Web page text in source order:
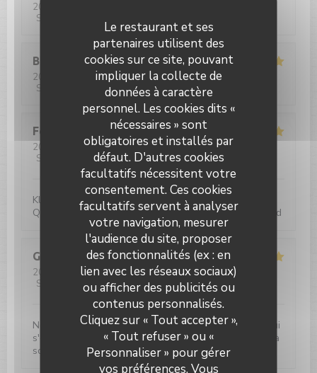
Le restaurant et ses
partenaires utilisent des
cookies sur ce site, pouvant
impliquer la collecte de
données à caractère
personnel. Les cookies dits «
nécessaires » sont
obligatoires et installés par
défaut. D'autres cookies
facultatifs nécessitent votre
consentement. Ces cookies
facultatifs servent à analyser
votre navigation, mesurer
l'audience du site, proposer
des fonctionnalités (ex : en
lien avec les réseaux sociaux)
ou afficher des publicités ou
contenus personnalisés.
Cliquez sur « Tout accepter »,
« Tout refuser » ou «
Personnaliser » pour gérer
vos préférences. Vous
2026-08-02
Service
Barbara
M
2026-08-02
- 12:00 - Couverts 2
Service
Ambiance: 5/5 Cuisine: 5/5 Qualité / Prix
Felix
2026-07-31- 19:00 - Couverts 4
Service
Ambiance :4/5 Cuisine:4/5 Qualité / Prix
Klassisch französische Brasserie-Bistro-Küche. Gute
Qualität sehr flotter Service. Äußerst zufriedenstellend
Guy
2026-07-31- 12:30 - Couverts 3
Service
/5 Ambiance: 5 /5 Cuisine: 5/5 Qualité / Prix
Nous avons emmené notre maman âgée de 87 ans, qui
s'est régalée et réjouie de la courtoisie du personnel à
son égard.
Le Paris Plage